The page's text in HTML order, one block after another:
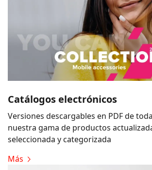
Catálogos electrónicos
Versiones descargables en PDF de toda
nuestra gama de productos
seleccionada y categorizada
Más